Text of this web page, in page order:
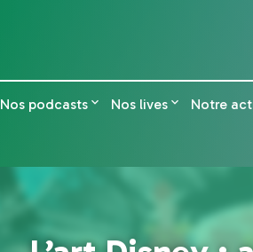
Nos podcasts Nos lives Notre